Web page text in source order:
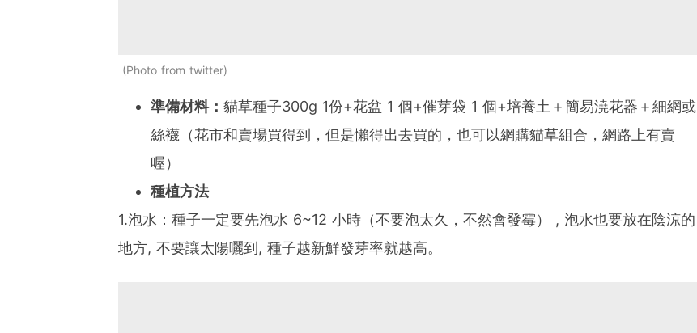
Photo from twitter
準備材料： 貓草種子300g 1份+花盆 1 個+催芽袋 1 個+培養土＋簡易澆花器＋細網或
絲襪（花市和賣場買得到，但是懶得出去買的，也可以網購貓草組合，網路上有賣
喔）
種植方法
1.泡水：種子一定要先泡水 6~12 小時（不要泡太久，不然會發霉） , 泡水也要放在陰涼的
地方, 不要讓太陽曬到, 種子越新鮮發芽率就越高。